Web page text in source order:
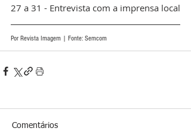
27 a 31 - Entrevista com a imprensa local
Por Revista Imagem | Fonte: Semcom
Comentários